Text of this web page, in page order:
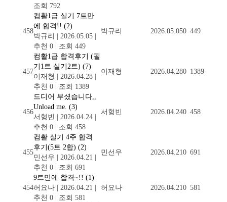
조회 792
458
컴활1급 실기 7트만
에 합격!! (2)
박규리 | 2026.05.05 |
추천 0 | 조회 449
박규리 2026.05.050 449
457
컴활1급 합격후기 (필
기1트 실기2트) (7)
이재형 | 2026.04.28 |
추천 0 | 조회 1389
이재형 2026.04.280 1389
456
드디어 부셨습니다,,
Unload me. (3)
서형빈 | 2026.04.24 |
추천 0 | 조회 458
서형빈 2026.04.240 458
455
컴활 실기 4주 합격
후기(5트 2합) (2)
민선우 | 2026.04.21 |
추천 0 | 조회 691
민선우 2026.04.210 691
454
9트만에 합격~!! (1)
허요나 | 2026.04.21 |
추천 0 | 조회 581
허요나 2026.04.210 581